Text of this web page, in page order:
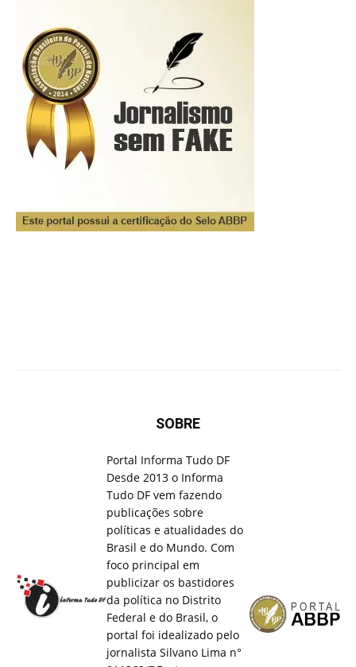
SOBRE
Portal Informa Tudo DF
Desde 2013 o Informa
Tudo DF vem fazendo
publicações sobre
políticas e atualidades do
Brasil e do Mundo. Com
foco principal em
publicizar os bastidores
da política no Distrito
Federal e do Brasil, o
portal foi idealizado pelo
jornalista Silvano Lima n°